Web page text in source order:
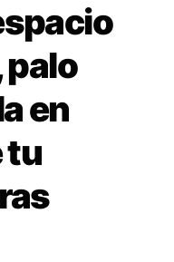
palo
en
tu